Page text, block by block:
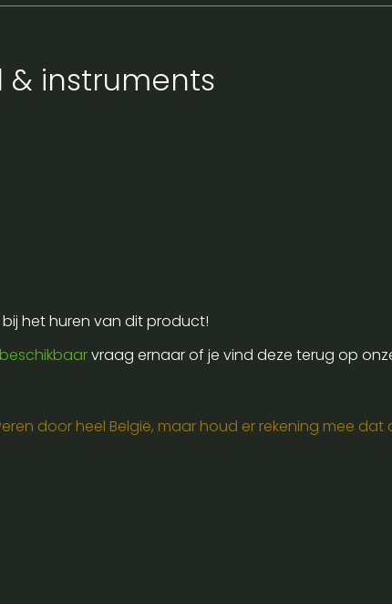
instruments
bij het huren van dit product!
beschikbaarvraag ernaar of je vind deze terug op
door heel België, maar houd er rekening mee